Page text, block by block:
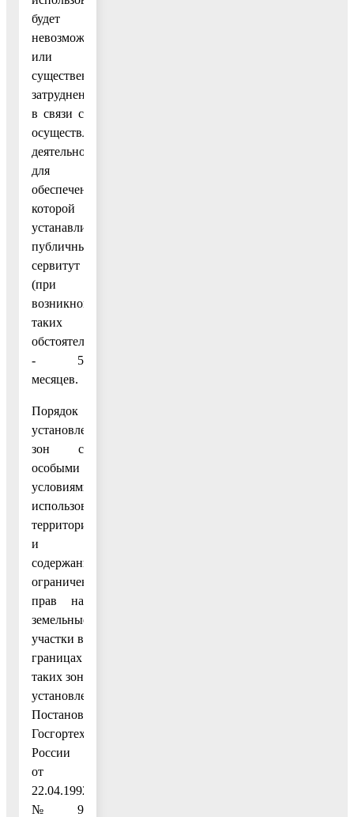
будет
невозможно
или
существенно
затруднено
в связи с
осуществлением
деятельности,
для
обеспечения
которой
устанавливается
публичный
сервитут
(при
возникновении
таких
обстоятельств)
- 5
месяцев.
Порядок
установления
зон с
особыми
условиями
использования
территорий
и
содержание
ограничений
прав на
земельные
участки в
границах
таких зон
установлены
Постановлением
Госгортехнадзора
России
от
22.04.1992
№ 9